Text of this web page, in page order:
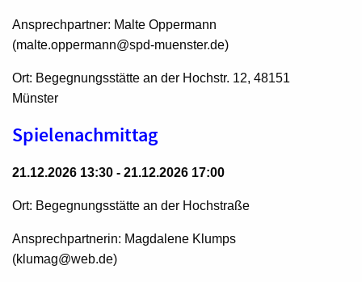
Ansprechpartner: Malte Oppermann
(malte.oppermann@spd-muenster.de)
Ort: Begegnungsstätte an der Hochstr. 12, 48151
Münster
Spielenachmittag
21.12.2026 13:30 - 21.12.2026 17:00
Ort: Begegnungsstätte an der Hochstraße
Ansprechpartnerin: Magdalene Klumps
(klumag@web.de)